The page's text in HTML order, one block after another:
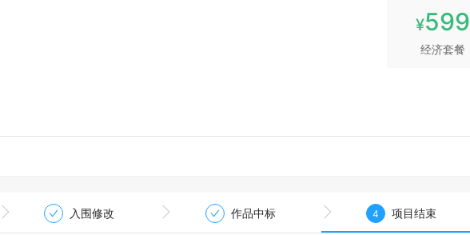
¥599
经济套餐
入围修改 作品中标 4 项目结束